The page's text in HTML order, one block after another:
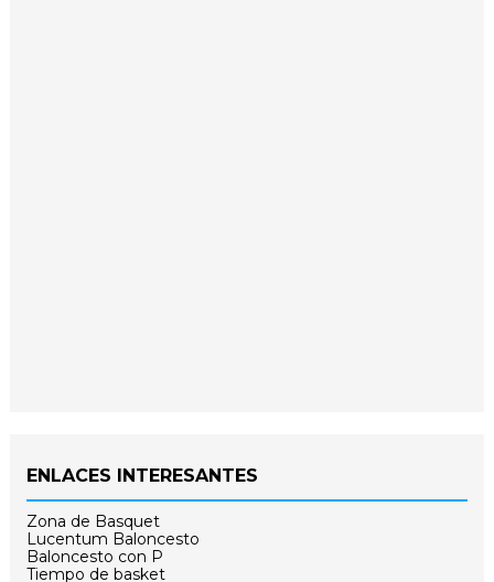
ENLACES INTERESANTES
Zona de Basquet
Lucentum Baloncesto
Baloncesto con P
Tiempo de basket